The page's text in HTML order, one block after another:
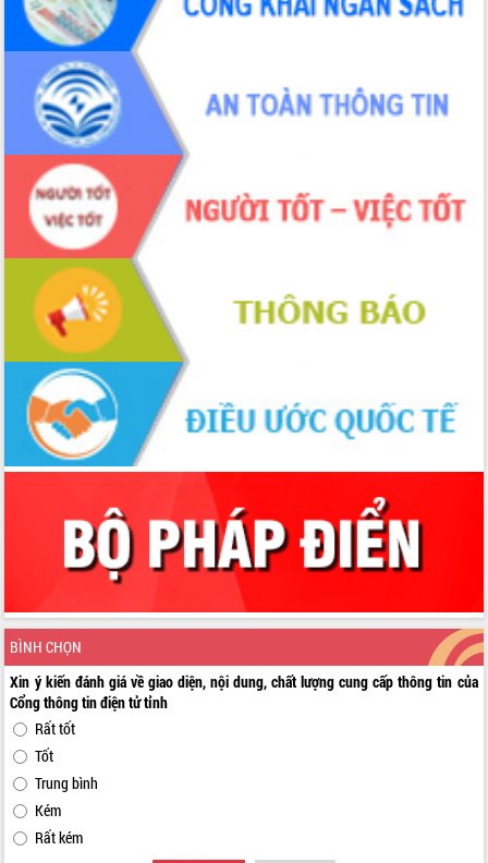
BÌNH CHỌN
Xin ý kiến đánh giá về giao diện, nội dung, chất lượng cung cấp thông tin của
Cổng thông tin điện tử tỉnh
Rất tốt
Tốt
Trung bình
Kém
Rất kém